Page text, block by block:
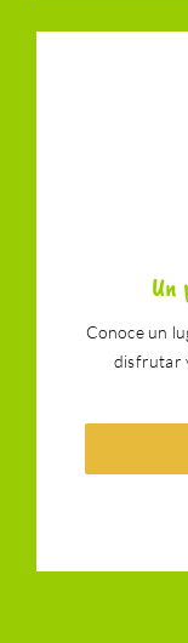
Un
Conoce un
disfrutar